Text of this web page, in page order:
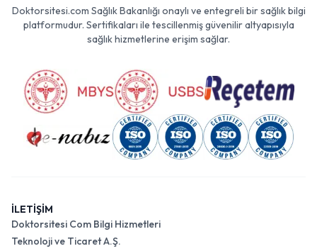
Doktorsitesi.com Sağlık Bakanlığı onaylı ve entegreli bir sağlık bilgi
platformudur. Sertifikaları ile tescillenmiş güvenilir altyapısıyla
sağlık hizmetlerine erişim sağlar.
İLETİŞİM
Doktorsitesi Com Bilgi Hizmetleri
Teknoloji ve Ticaret A.Ş.